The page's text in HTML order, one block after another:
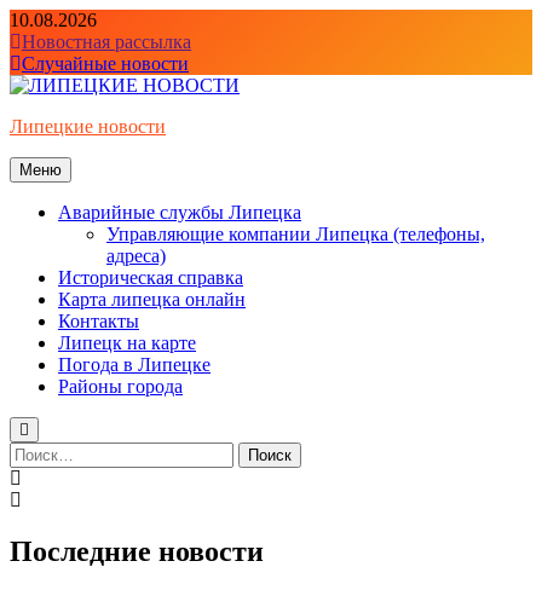
Перейти
к
содержимому
10.08.2026
Новостная рассылка
Случайные новости
Липецкие новости
Меню
Аварийные службы Липецка
Управляющие компании Липецка (телефоны,
адреса)
Историческая справка
Карта липецка онлайн
Контакты
Липецк на карте
Погода в Липецке
Районы города
Найти:
Последние новости